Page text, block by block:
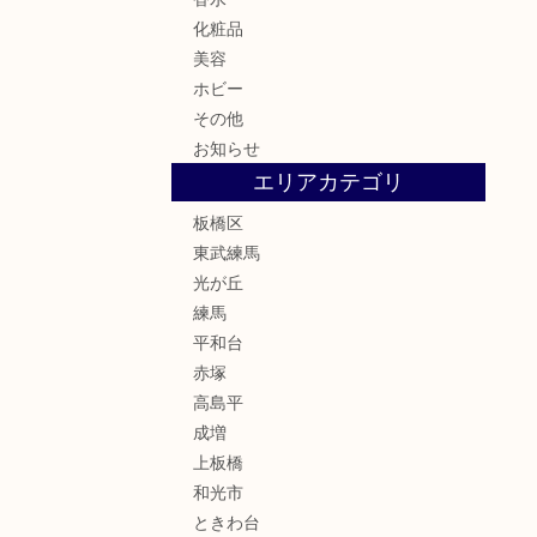
化粧品
美容
ホビー
その他
お知らせ
エリアカテゴリ
板橋区
東武練馬
光が丘
練馬
平和台
赤塚
高島平
成増
上板橋
和光市
ときわ台